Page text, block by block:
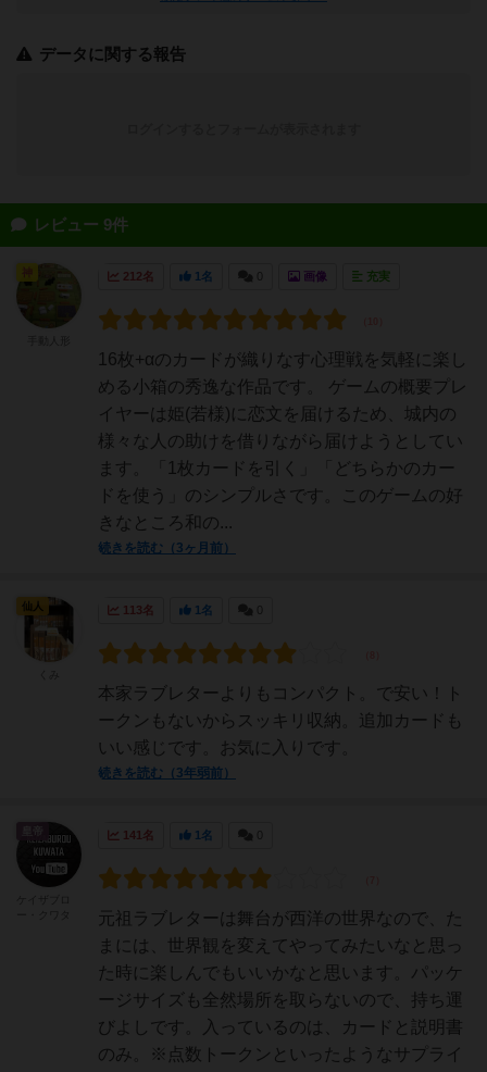
データに関する報告
レビュー 9件
212名 1名 画像 充実
16枚+αのカードが織りなす心理戦を気軽に楽し
める小箱の秀逸な作品です。 ゲームの概要プレ
イヤーは姫(若様)に恋文を届けるため、城内の
様々な人の助けを借りながら届けようとしてい
ます。「1枚カードを引く」「どちらかのカー
ドを使う」のシンプルさです。このゲームの好
きなところ和の...
続きを読む（3ヶ月前）
神
113名 1名
本家ラブレターよりもコンパクト。で安い！ト
ークンもないからスッキリ収納。追加カードも
いい感じです。お気に入りです。
続きを読む（3年弱前）
仙人
141名 1名
元祖ラブレターは舞台が西洋の世界なので、た
まには、世界観を変えてやってみたいなと思っ
た時に楽しんでもいいかなと思います。パッケ
ージサイズも全然場所を取らないので、持ち運
びよしです。入っているのは、カードと説明書
のみ。※点数トークンといったようなサプライ
皇帝